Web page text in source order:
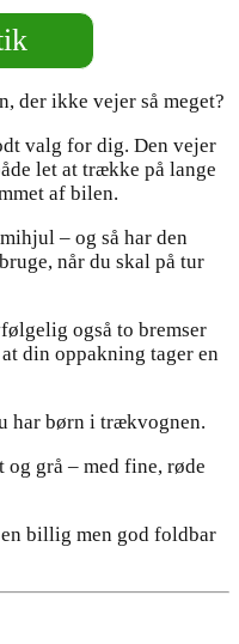
der ikke vejer så meget?
valg for dig. Den vejer
let at trække på lange
af bilen.
– og så har den
når du skal på tur
også to bremser
din oppakning tager en
har børn i trækvognen.
grå – med fine, røde
billig men god foldbar